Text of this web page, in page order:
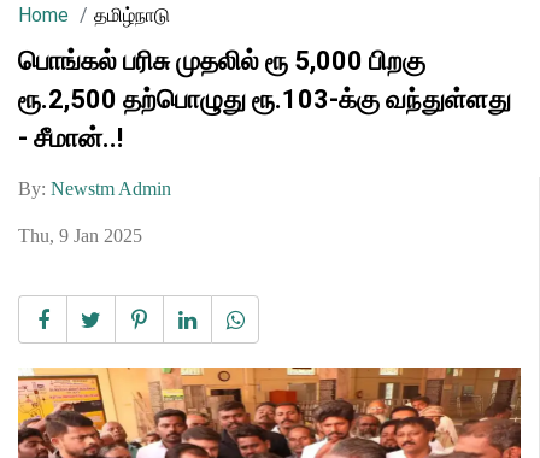
Home தமிழ்நாடு
பொங்கல் பரிசு முதலில் ரூ 5,000 பிறகு
ரூ.2,500 தற்பொழுது ரூ.103-க்கு வந்துள்ளது
- சீமான்..!
By: Newstm Admin
Thu, 9 Jan 2025